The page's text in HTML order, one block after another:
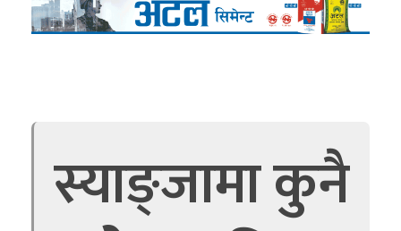
स्याङ्जामा कुनै